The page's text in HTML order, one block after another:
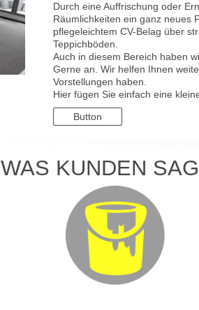
Durch eine Auffrischung oder
Räumlichkeiten ein ganz neues
pflegeleichtem CV-Belag über
Teppichböden.
Auch in diesem Bereich haben
Gerne an. Wir helfen Ihnen
Vorstellungen haben.
Hier fügen Sie einfach eine
Button
WAS KUNDEN